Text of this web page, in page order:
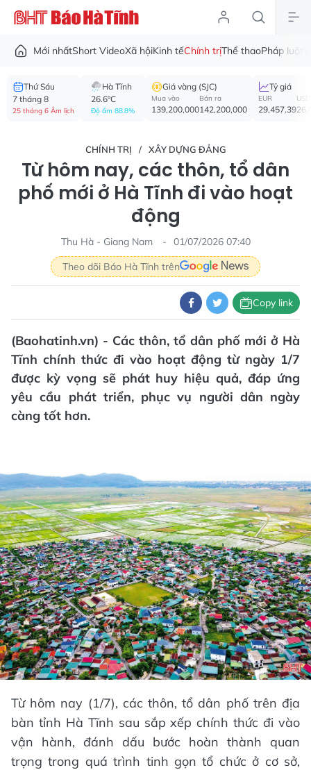
Mới nhấtShort VideoXã hộiKinh tếChính trịThể thaoPháp luật
Thứ Sáu
7 tháng 8
25 tháng 6 Âm lịch
Hà Tĩnh
26.6°C
Độ ẩm 88.8%
Giá vàng (SJC)
Mua vào
139,200,000
Bán ra
142,200,000
Tỷ giá
EUR
29,457.39
USD
CHÍNH TRỊ XÂY DỰNG ĐẢNG
Từ hôm nay, các thôn, tổ dân
phố mới ở Hà Tĩnh đi vào hoạt
động
Thu Hà - Giang Nam
01/07/2026 07:40
Theo dõi Báo Hà Tĩnh trên
Copy link
(Baohatinh.vn) - Các thôn, tổ dân phố mới ở Hà
Tĩnh chính thức đi vào hoạt động từ ngày 1/7
được kỳ vọng sẽ phát huy hiệu quả, đáp ứng
yêu cầu phát triển, phục vụ người dân ngày
càng tốt hơn.
Từ hôm nay (1/7), các thôn, tổ dân phố trên địa
bàn tỉnh Hà Tĩnh sau sắp xếp chính thức đi vào
vận hành, đánh dấu bước hoàn thành quan
trọng trong quá trình tinh gọn tổ chức ở cơ sở,